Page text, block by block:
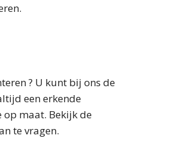
? U kunt bij ons de
een erkende
op maat. Bekijk de
te vragen.